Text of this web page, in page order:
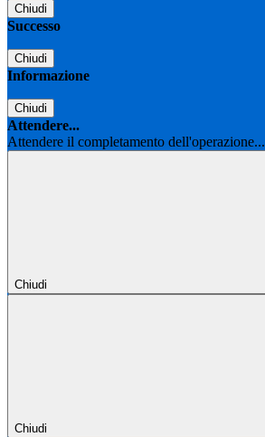
Chiudi
Successo
Chiudi
Informazione
Chiudi
Attendere...
Attendere il completamento dell'operazione...
Chiudi
Chiudi